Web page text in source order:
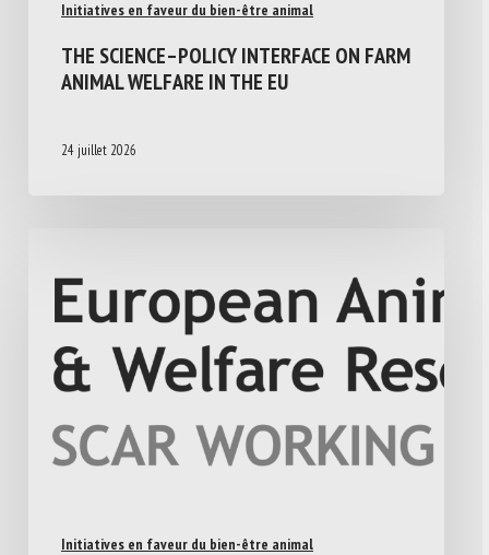
Initiatives en faveur du bien-être animal
THE SCIENCE–POLICY INTERFACE ON FARM
ANIMAL WELFARE IN THE EU
24 juillet 2026
Initiatives en faveur du bien-être animal